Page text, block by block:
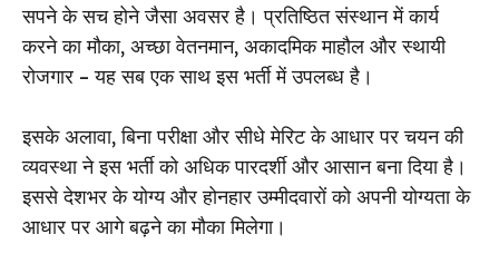
सपने के सच होने जैसा अवसर है। प्रतिष्ठित संस्थान में कार्य
करने का मौका, अच्छा वेतनमान, अकादमिक माहौल और स्थायी
रोजगार – यह सब एक साथ इस भर्ती में उपलब्ध है।
इसके अलावा, बिना परीक्षा और सीधे मेरिट के आधार पर चयन की
व्यवस्था ने इस भर्ती को अधिक पारदर्शी और आसान बना दिया है।
इससे देशभर के योग्य और होनहार उम्मीदवारों को अपनी योग्यता के
आधार पर आगे बढ़ने का मौका मिलेगा।